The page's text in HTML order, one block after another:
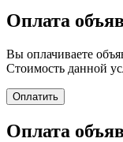
Оплата
Вы оплачиваете
Стоимость данной
Оплата